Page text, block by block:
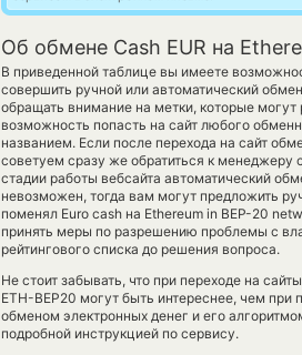
Об обмене Cash EUR на
В приведенной таблице вы имеете
совершить ручной или автоматический
обращать внимание на метки, которые
возможность попасть на сайт любого
названием. Если после перехода на сайт
советуем сразу же обратиться к менеджеру
стадии работы вебсайта автоматический
невозможен, тогда вам могут предложить
поменял Euro cash на Ethereum in BEP-20
принять меры по разрешению проблемы с
рейтингового списка до решения вопроса.
Не стоит забывать, что при переходе на
ETH-BEP20 могут быть интереснее, чем
обменом электронных денег и его
подробной инструкцией по сервису.